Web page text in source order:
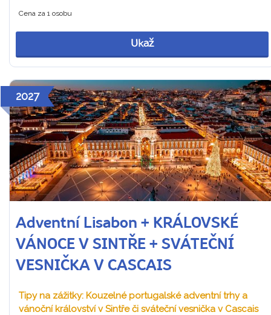
Cena za 1 osobu
Ukaž
2027
Adventní Lisabon + KRÁLOVSKÉ
VÁNOCE V SINTŘE + SVÁTEČNÍ
VESNIČKA V CASCAIS
Tipy na zážitky: Kouzelné portugalské adventní trhy a
vánoční království v Sintře či sváteční vesnička v Cascais